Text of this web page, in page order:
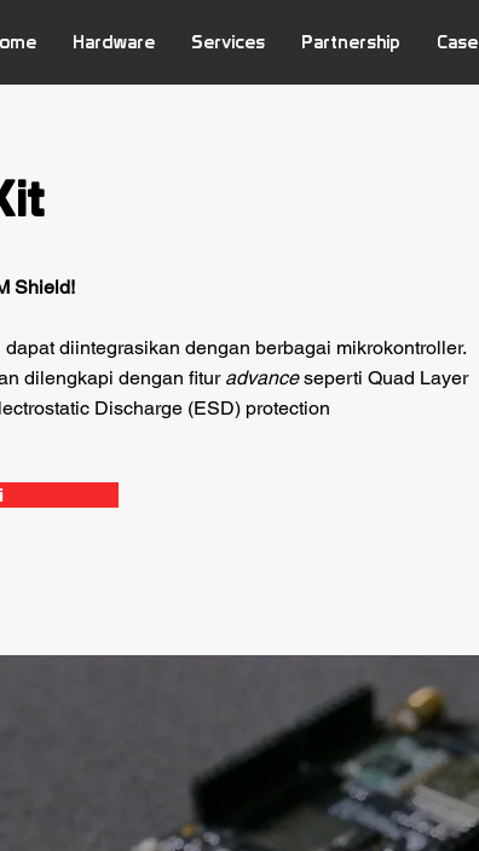
Hardware Services Partnership Case
Shield!
diintegrasikan dengan berbagai mikrokontroller.
dilengkapi dengan fitur advanceseperti Quad Layer
Discharge (ESD) protection